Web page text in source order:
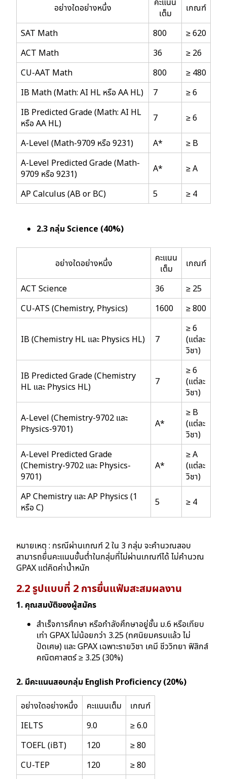
อย่างใดอย่างหนึ่ง
เต็ม
เกณฑ์
SAT Math 800
≥ 620
ACT Math
36
≥ 26
CU-AAT Math
800
≥ 480
IB Math (Math: AI HL หรือ AA HL)
7
≥ 6
IB Predicted Grade (Math: AI HL
หรือ AA HL)
7 ≥ 6
A-Level (Math-9709 หรือ 9231) A*
≥ B
A-Level Predicted Grade (Math-
9709 หรือ 9231)
A* ≥ A
AP Calculus (AB or BC) 5 ≥ 4
2.3 กลุ่ม Science (40%)
อย่างใดอย่างหนึ่ง
คะแนน
เต็ม
เกณฑ์
ACT Science 36
≥ 25
CU-ATS (Chemistry, Physics)
1600 ≥ 800
IB (Chemistry HL และ Physics HL) 7
≥ 6
(แต่ละ
วิชา)
IB Predicted Grade (Chemistry
HL และ Physics HL)
7
≥ 6
(แต่ละ
วิชา)
A-Level (Chemistry-9702 และ
Physics-9701)
A*
≥ B
(แต่ละ
วิชา)
A-Level Predicted Grade
(Chemistry-9702 และ Physics-
9701)
A*
≥ A
(แต่ละ
วิชา)
AP Chemistry และ AP Physics (1
หรือ C)
5 ≥ 4
หมายเหตุ : กรณีผ่านเกณฑ์ 2 ใน 3 กลุ่ม จะคำนวณสอบ
สามารถยื่นคะแนนขั้นต่ำในกลุ่มที่ไม่ผ่านเกณฑ์ได้ ไม่คำนวณ
GPAX แต่คิดค่าน้ำหนัก
2.2 รูปแบบที่ 2 การยื่นแฟ้มสะสมผลงาน
1. คุณสมบัติของผู้สมัคร
สำเร็จการศึกษา หรือกำลังศึกษาอยู่ชั้น ม.6 หรือเทียบ
เท่า GPAX ไม่น้อยกว่า 3.25 (ทศนิยมครบแล้ว ไม่
ปัดเศษ) และ GPAX เฉพาะรายวิชา เคมี ชีววิทยา ฟิสิกส์
คณิตศาสตร์ ≥ 3.25 (30%)
2. มีคะแนนสอบกลุ่ม English Proficiency (20%)
อย่างใดอย่างหนึ่ง คะแนนเต็ม
เกณฑ์
IELTS
9.0
≥ 6.0
TOEFL (iBT)
120
≥ 80
CU-TEP
120
≥ 80